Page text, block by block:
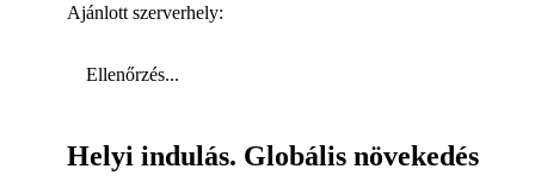
Ajánlott szerverhely:
Ellenőrzés...
Helyi indulás. Globális növekedés